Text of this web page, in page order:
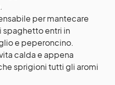
per mantecare
spaghetto entri in
e peperoncino.
calda e appena
sprigioni tutti gli aromi